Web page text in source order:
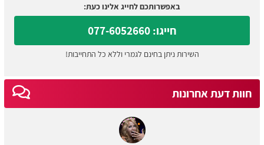
באפשרותכם לחייג אלינו כעת:
חייגו: 077-6052660
השירות ניתן בחינם לגמרי וללא כל התחייבות!
חוות דעת אחרונות